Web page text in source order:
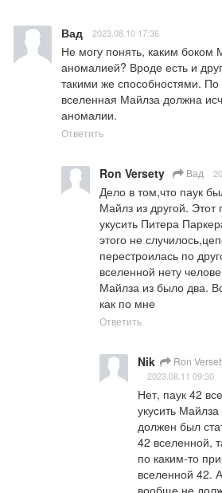
Вад 2023.08.10 17:36
Не могу понять, каким боком
аномалией? Вроде есть и
такими же способностями. По
вселенная Майлза должна
аномалии.
Ответить
Ron Versety Вад
Дело в том,что паук
Майлз из другой.
укусить Питера
этого не
перестроилась по
вселенной нету
Майлза из было два.
как по мне
Ответить
Nik Ron
2023.08.11 09:30
Нет, паук 42
укусить
должен был
42 вселенной,
по каким-то
вселенной 42.
вообще не